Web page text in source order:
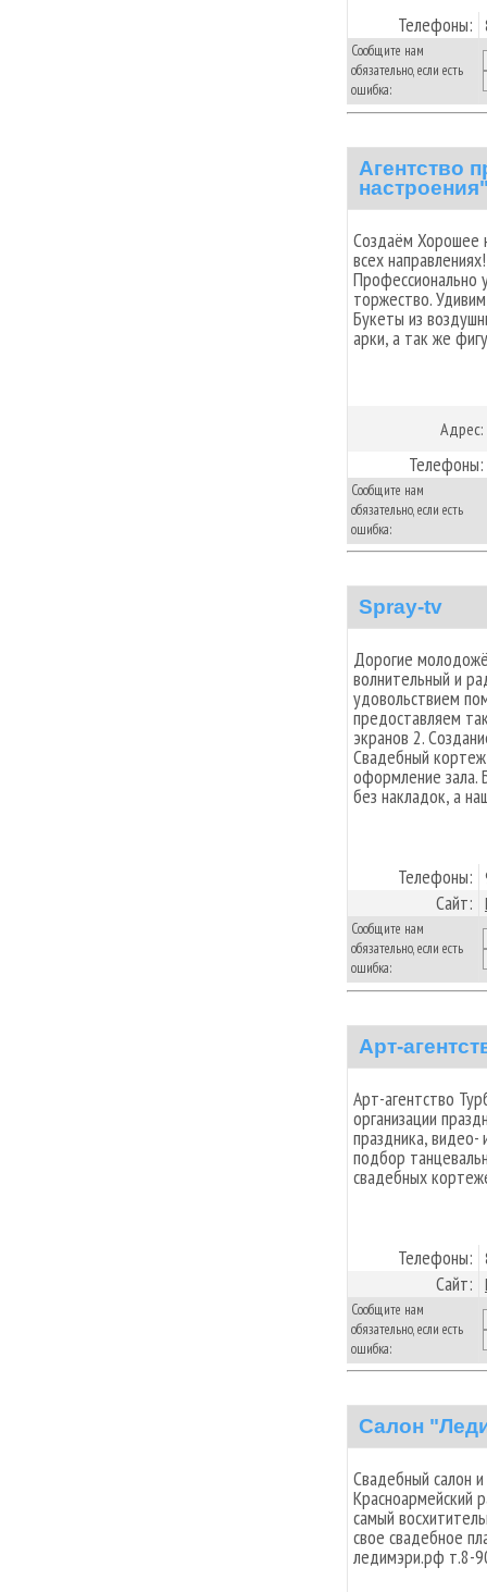
Телефоны:
Сообщите нам
обязательно, если есть
ошибка:
Агентство
Создаём Хорошее
всех
Профессионально
торжество.
Букеты из
арки, а так же
Адрес:
Телефоны:
Сообщите нам
обязательно, если есть
ошибка:
Spray-tv
Дорогие
волнительный и
удовольствием
предоставляем
экранов 2.
Свадебный
оформление зала.
без накладок, а
Телефоны:
Сайт:
Сообщите нам
обязательно, если есть
ошибка:
Арт-
Арт-агентство
организации
праздника,
подбор
свадебных
Телефоны:
Сайт:
Сообщите нам
обязательно, если есть
ошибка:
Салон
Свадебный салон
Красноармейский
самый
свое свадебное
ледимэри.рф т.8-